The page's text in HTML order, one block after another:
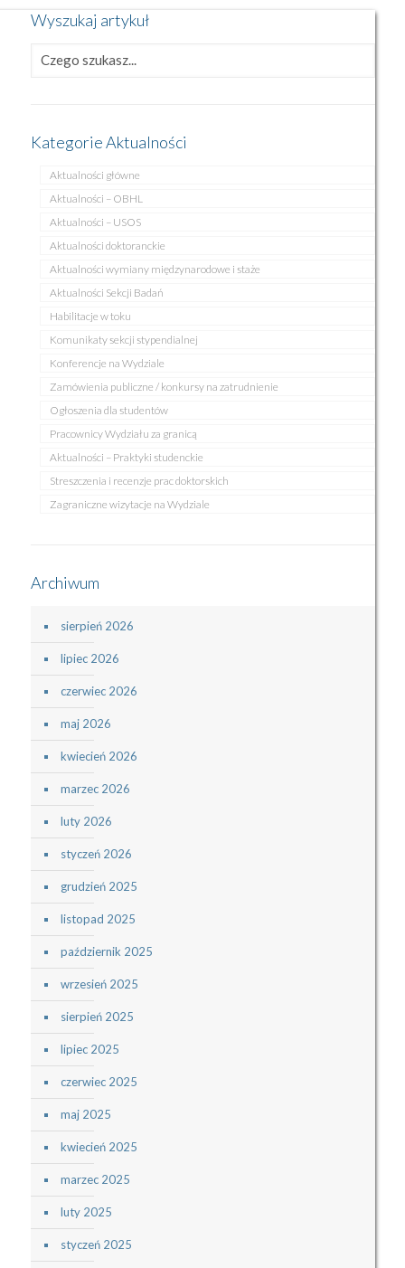
Wyszukaj artykuł
Kategorie Aktualności
Aktualności główne
Aktualności – OBHL
Aktualności – USOS
Aktualności doktoranckie
Aktualności wymiany międzynarodowe i staże
Aktualności Sekcji Badań
Habilitacje w toku
Komunikaty sekcji stypendialnej
Konferencje na Wydziale
Zamówienia publiczne / konkursy na zatrudnienie
Ogłoszenia dla studentów
Pracownicy Wydziału za granicą
Aktualności – Praktyki studenckie
Streszczenia i recenzje prac doktorskich
Zagraniczne wizytacje na Wydziale
Archiwum
sierpień 2026
lipiec 2026
czerwiec 2026
maj 2026
kwiecień 2026
marzec 2026
luty 2026
styczeń 2026
grudzień 2025
listopad 2025
październik 2025
wrzesień 2025
sierpień 2025
lipiec 2025
czerwiec 2025
maj 2025
kwiecień 2025
marzec 2025
luty 2025
styczeń 2025